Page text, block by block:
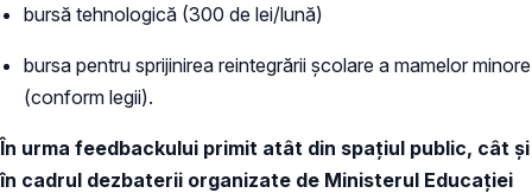
bursă tehnologică (300 de lei/lună)
bursa pentru sprijinirea reintegrării școlare a mamelor minore
(conform legii).
În urma feedbackului primit atât din spațiul public, cât și
în cadrul dezbaterii organizate de Ministerul Educației